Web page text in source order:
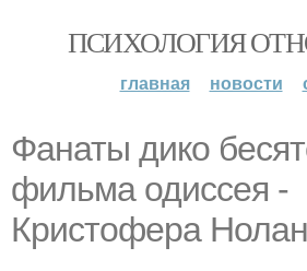
ПСИХОЛОГИЯ
главная новости
Фанаты дико
фильма одиссея -
Кристофера